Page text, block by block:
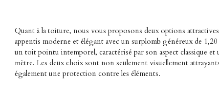
Quant à la toiture, nous vous proposons deux options
appentis moderne et élégant avec un surplomb généreux de
un toit pointu intemporel, caractérisé par son aspect classique et
mètre. Les deux choix sont non seulement visuellement
également une protection contre les éléments.